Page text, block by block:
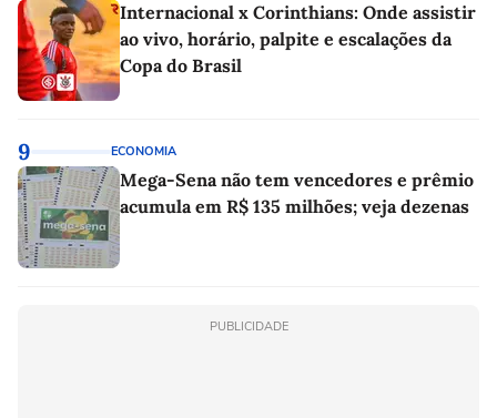
Internacional x Corinthians: Onde assistir
ao vivo, horário, palpite e escalações da
Copa do Brasil
9 ECONOMIA
Mega-Sena não tem vencedores e prêmio
acumula em R$ 135 milhões; veja dezenas
PUBLICIDADE